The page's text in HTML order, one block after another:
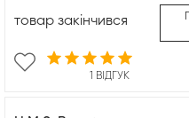
1 ВІДГУК
товар закінчився